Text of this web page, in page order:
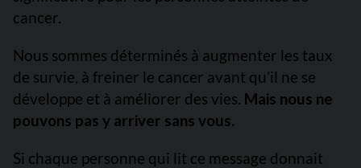
cancer.
Nous sommes déterminés à augmenter les taux
de survie, à freiner le cancer avant qu’il ne se
développe et à améliorer des vies. Mais nous ne
pouvons pas y arriver sans vous.
Si chaque personne qui lit ce message donnait